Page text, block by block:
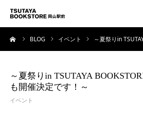
BLOG イベント ～夏祭りin
～夏祭りin TSUTAYA
も開催決定です！～
イベント
トップページ